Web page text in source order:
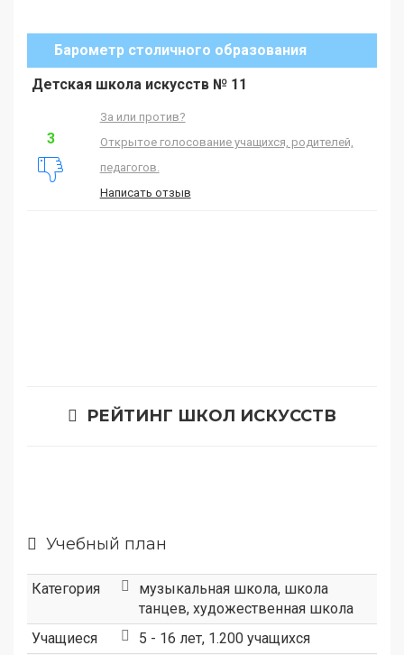
Барометр столичного образования
Детская школа искусств № 11
3
За или против?
Открытое голосование учащихся, родителей,
педагогов.
Написать отзыв
РЕЙТИНГ ШКОЛ ИСКУССТВ
Учебный план
Категория музыкальная школа, школа
танцев, художественная школа
Учащиеся
5 - 16 лет, 1.200 учащихся